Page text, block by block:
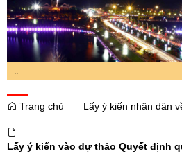
::
Trang chủ
Lấy ý kiến nhân dân
Lấy ý kiến vào dự thảo Quyết định